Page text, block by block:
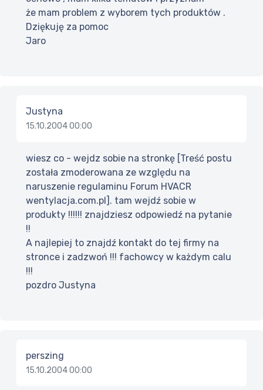
że mam problem z wyborem tych produktów .
Dziękuję za pomoc
Jaro
Justyna
15.10.2004 00:00
wiesz co - wejdz sobie na stronkę [Treść postu
została zmoderowana ze względu na
naruszenie regulaminu Forum HVACR
wentylacja.com.pl]. tam wejdź sobie w
produkty !!!!!! znajdziesz odpowiedź na pytanie
!!
A najlepiej to znajdź kontakt do tej firmy na
stronce i zadzwoń !!! fachowcy w każdym calu
!!!
pozdro Justyna
perszing
15.10.2004 00:00